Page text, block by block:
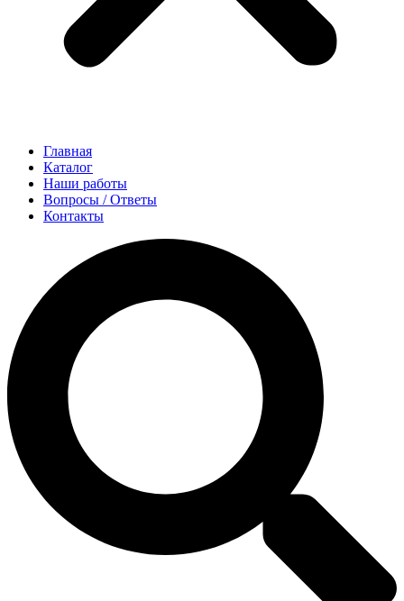
Главная
Каталог
Наши работы
Вопросы / Ответы
Контакты